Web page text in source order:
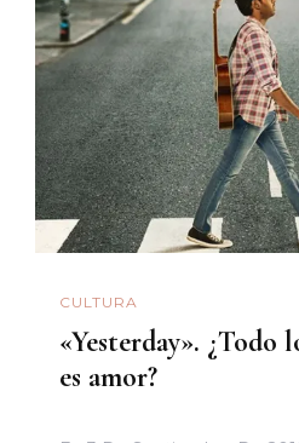
CULTURA
«Yesterday». ¿Todo
es amor?